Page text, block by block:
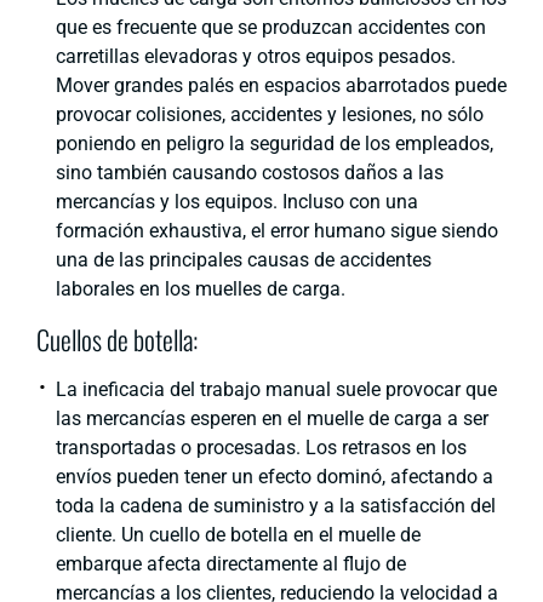
que es frecuente que se produzcan accidentes con
carretillas elevadoras y otros equipos pesados.
Mover grandes palés en espacios abarrotados puede
provocar colisiones, accidentes y lesiones, no sólo
poniendo en peligro la seguridad de los empleados,
sino también causando costosos daños a las
mercancías y los equipos. Incluso con una
formación exhaustiva, el error humano sigue siendo
una de las principales causas de accidentes
laborales en los muelles de carga.
Cuellos de botella:
La ineficacia del trabajo manual suele provocar que
las mercancías esperen en el muelle de carga a ser
transportadas o procesadas. Los retrasos en los
envíos pueden tener un efecto dominó, afectando a
toda la cadena de suministro y a la satisfacción del
cliente. Un cuello de botella en el muelle de
embarque afecta directamente al flujo de
mercancías a los clientes, reduciendo la velocidad a